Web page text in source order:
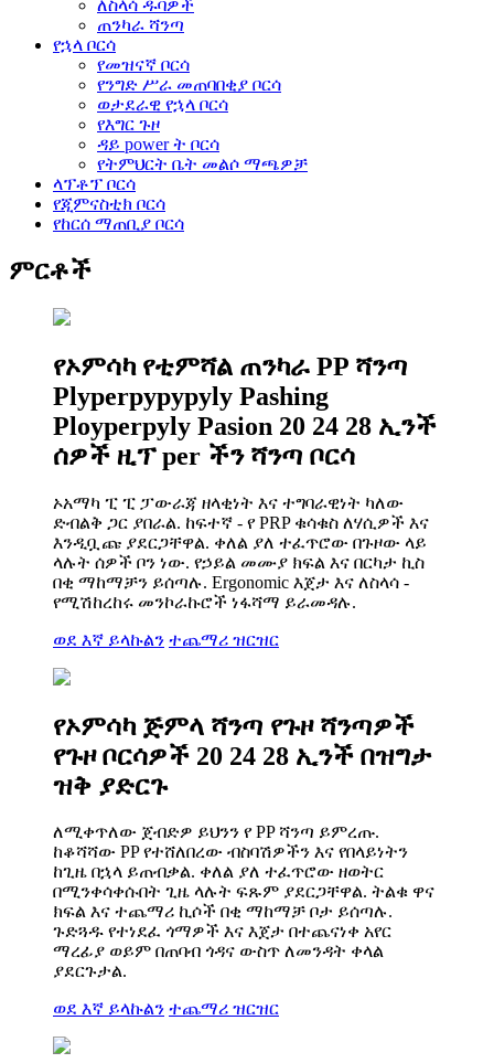
ለስላሳ ዱባዎች
ጠንካራ ሻንጣ
የኋላ ቦርሳ
የመዝናኛ ቦርሳ
የንግድ ሥራ መጠባበቂያ ቦርሳ
ወታደራዊ የኋላ ቦርሳ
የእግር ጉዞ
ዳይ power ት ቦርሳ
የትምህርት ቤት መልሶ ማጫዎቻ
ላፕቶፕ ቦርሳ
የጂምናስቲክ ቦርሳ
የከርሰ ማጠቢያ ቦርሳ
ምርቶች
የኦምሳካ የቲምሻል ጠንካራ PP ሻንጣ
Plyperpypypyly Pashing
Ployperpyly Pasion 20 24 28 ኢንች
ሰዎች ዚፕ per ችን ሻንጣ ቦርሳ
ኦአማካ ፒ ፒ ፓውራጃ ዘላቂነት እና ተግባራዊነት ካለው
ድብልቅ ጋር ያበራል. ከፍተኛ - የ PRP ቁሳቁስ ለሃሲዎች እና
እንዲቧጩ ያደርጋቸዋል. ቀለል ያለ ተፈጥሮው በጉዞው ላይ
ላሉት ሰዎች ቦን ነው. የኃይል መሙያ ክፍል እና በርካታ ኪስ
በቂ ማከማቻን ይሰጣሉ. Ergonomic እጀታ እና ለስላሳ -
የሚሽከረከሩ መንኮራኩሮች ነፋሻማ ይራመዳሉ.
ወደ እኛ ይላኩልን ተጨማሪ ዝርዝር
የኦምሳካ ጅምላ ሻንጣ የጉዞ ሻንጣዎች
የጉዞ ቦርሳዎች 20 24 28 ኢንች በዝግታ
ዝቅ ያድርጉ
ለሚቀጥለው ጀብድዎ ይህንን የ PP ሻንጣ ይምረጡ.
ከቆሻሻው PP የተሸለበረው ብስባሽዎችን እና የበላይነትን
ከጊዜ በኋላ ይጠብቃል. ቀለል ያለ ተፈጥሮው ዘወትር
በሚንቀሳቀሱበት ጊዜ ላሉት ፍጹም ያደርጋቸዋል. ትልቁ ዋና
ክፍል እና ተጨማሪ ኪሶች በቂ ማከማቻ ቦታ ይሰጣሉ.
ጉድጓዱ የተነደፈ ጎማዎች እና እጀታ በተጨናነቀ አየር
ማረፊያ ወይም በጠባብ ጎዳና ውስጥ ለመንዳት ቀላል
ያደርጉታል.
ወደ እኛ ይላኩልን ተጨማሪ ዝርዝር